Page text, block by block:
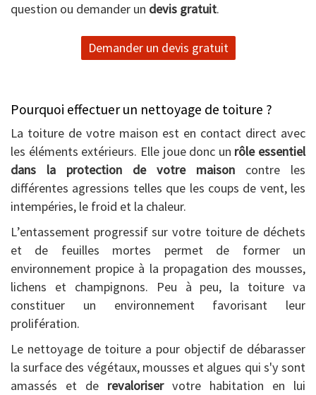
question ou demander un devis gratuit.
Demander un devis gratuit
Pourquoi effectuer un nettoyage de toiture ?
La toiture de votre maison est en contact direct avec
les éléments extérieurs. Elle joue donc un rôle essentiel
dans la protection de votre maison contre les
différentes agressions telles que les coups de vent, les
intempéries, le froid et la chaleur.
L’entassement progressif sur votre toiture de déchets
et de feuilles mortes permet de former un
environnement propice à la propagation des mousses,
lichens et champignons. Peu à peu, la toiture va
constituer un environnement favorisant leur
prolifération.
Le nettoyage de toiture a pour objectif de débarasser
la surface des végétaux, mousses et algues qui s'y sont
amassés et de revaloriservotre habitation en lui